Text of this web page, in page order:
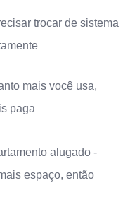
trocar de sistema
mais você usa,
paga
alugado -
espaço, então